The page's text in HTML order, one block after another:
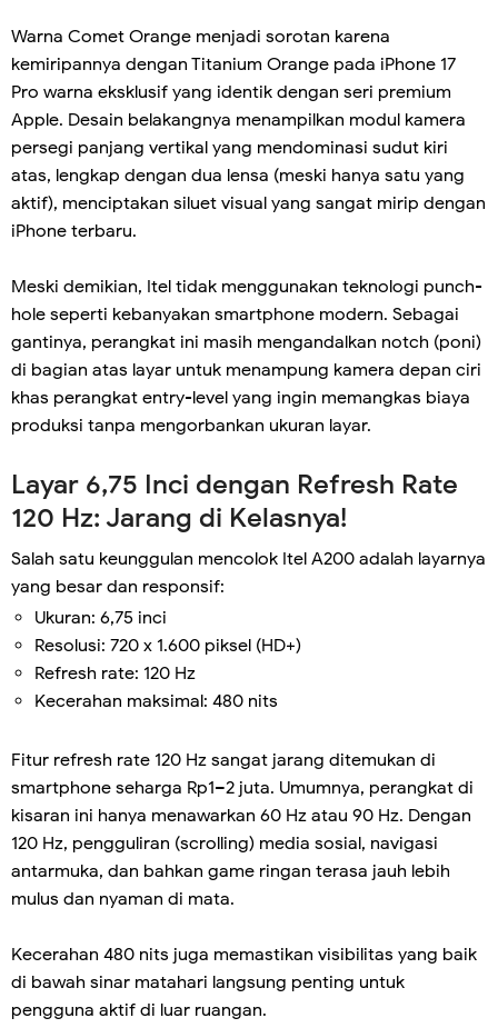
Warna Comet Orange menjadi sorotan karena
kemiripannya dengan Titanium Orange pada iPhone 17
Pro warna eksklusif yang identik dengan seri premium
Apple. Desain belakangnya menampilkan modul kamera
persegi panjang vertikal yang mendominasi sudut kiri
atas, lengkap dengan dua lensa (meski hanya satu yang
aktif), menciptakan siluet visual yang sangat mirip dengan
iPhone terbaru.
Meski demikian, Itel tidak menggunakan teknologi punch-
hole seperti kebanyakan smartphone modern. Sebagai
gantinya, perangkat ini masih mengandalkan notch (poni)
di bagian atas layar untuk menampung kamera depan ciri
khas perangkat entry-level yang ingin memangkas biaya
produksi tanpa mengorbankan ukuran layar.
Layar 6,75 Inci dengan Refresh Rate
120 Hz: Jarang di Kelasnya!
Salah satu keunggulan mencolok Itel A200 adalah layarnya
yang besar dan responsif:
Ukuran: 6,75 inci
Resolusi: 720 x 1.600 piksel (HD+)
Refresh rate: 120 Hz
Kecerahan maksimal: 480 nits
Fitur refresh rate 120 Hz sangat jarang ditemukan di
smartphone seharga Rp1–2 juta. Umumnya, perangkat di
kisaran ini hanya menawarkan 60 Hz atau 90 Hz. Dengan
120 Hz, pengguliran (scrolling) media sosial, navigasi
antarmuka, dan bahkan game ringan terasa jauh lebih
mulus dan nyaman di mata.
Kecerahan 480 nits juga memastikan visibilitas yang baik
di bawah sinar matahari langsung penting untuk
pengguna aktif di luar ruangan.